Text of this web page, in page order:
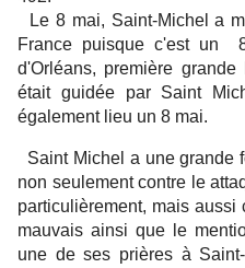
Le 8 mai, Saint-Michel a
France puisque c'est un
d'Orléans, première
était guidée par Saint
également lieu un 8 mai.
Saint Michel a une grande
non seulement contre le
particulièrement, mais
mauvais ainsi que le
une de ses prières à